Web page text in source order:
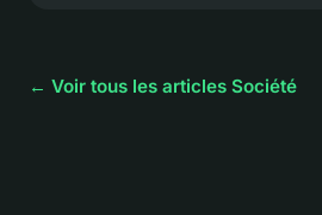
← Voir tous les articles Société